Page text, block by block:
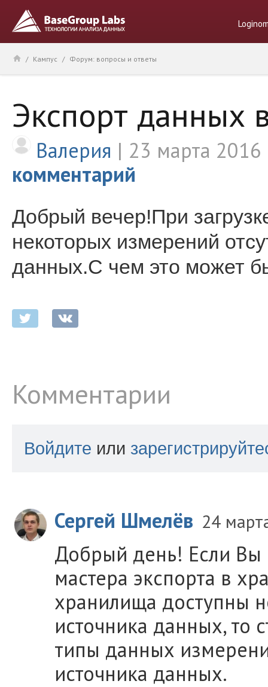
/ Кампус / Форум: вопросы и ответы
Экспорт данных
Валерия
23 марта 2016
комментарий
Добрый вечер!При
некоторых измерений
данных.С чем это может
Комментарии
Войдите или
Сергей Шмелёв 24
Добрый день! Если Вы
мастера экспорта в
хранилища доступны
источника данных, то
типы данных
источника данных.